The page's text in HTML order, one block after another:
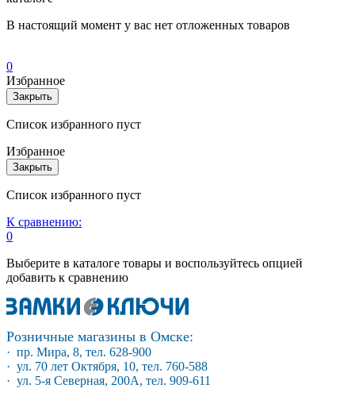
В настоящий момент у вас нет отложенных товаров
0
Избранное
Закрыть
Список избранного пуст
Избранное
Закрыть
Список избранного пуст
К сравнению:
0
Выберите в каталоге товары и воспользуйтесь опцией
добавить к сравнению
Розничные магазины в Омске:
· пр. Мира, 8, тел. 628-900
· ул. 70 лет Октября, 10, тел. 760-588
· ул. 5-я Северная, 200А, тел. 909-611